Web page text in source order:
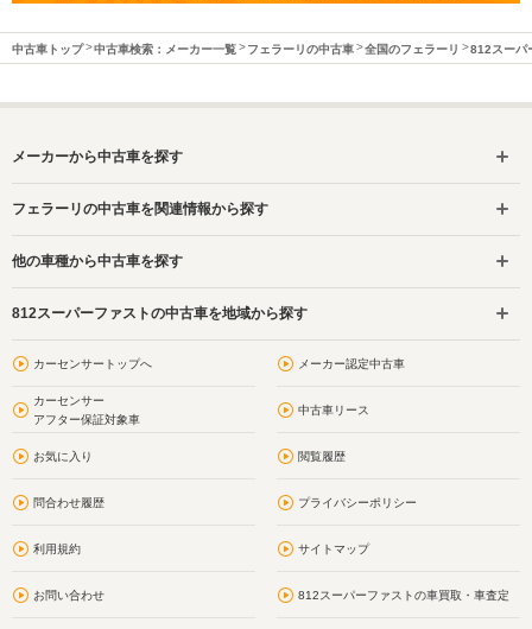
中古車トップ 中古車検索：メーカー一覧 フェラーリの中古車 全国のフェラーリ 812スーパ
メーカーから中古車を探す
フェラーリの中古車を関連情報から探す
他の車種から中古車を探す
812スーパーファストの中古車を地域から探す
カーセンサートップへ メーカー認定中古車
カーセンサー
アフター保証対象車
中古車リース
お気に入り 閲覧履歴
問合わせ履歴 プライバシーポリシー
利用規約 サイトマップ
お問い合わせ 812スーパーファストの車買取・車査定